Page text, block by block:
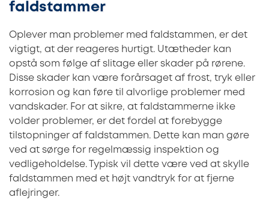
faldstammer
Oplever man problemer med faldstammen, er det
vigtigt, at der reageres hurtigt. Utætheder kan
opstå som følge af slitage eller skader på rørene.
Disse skader kan være forårsaget af frost, tryk eller
korrosion og kan føre til alvorlige problemer med
vandskader. For at sikre, at faldstammerne ikke
volder problemer, er det fordel at forebygge
tilstopninger af faldstammen. Dette kan man gøre
ved at sørge for regelmæssig inspektion og
vedligeholdelse. Typisk vil dette være ved at skylle
faldstammen med et højt vandtryk for at fjerne
aflejringer.